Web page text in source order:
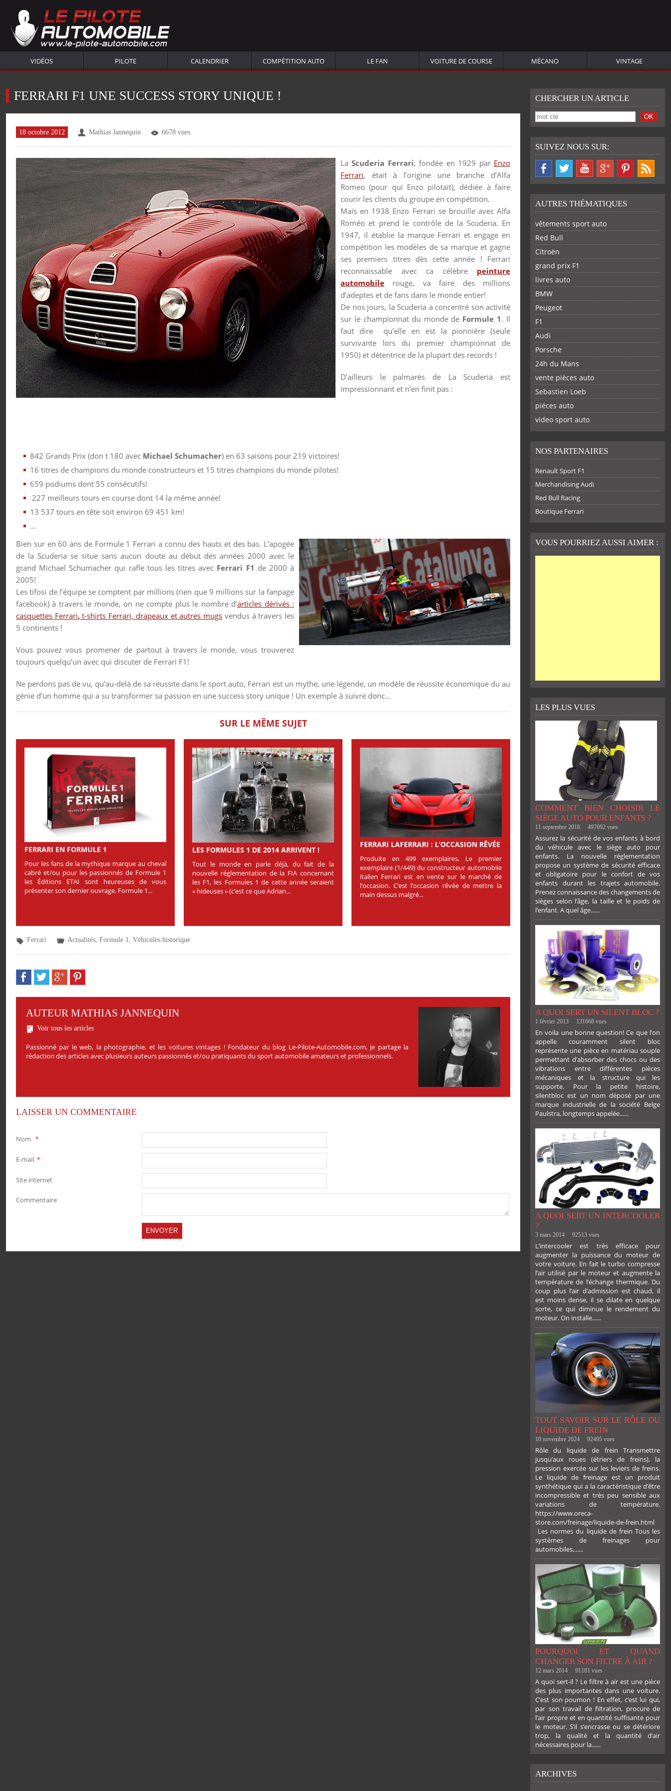
VIDÉOS PILOTE CALENDRIER COMPÉTITION AUTO LE FAN VOITURE DE COURSE MÉCANO VINTAGE
FERRARI F1 UNE SUCCESS STORY UNIQUE !
18 octobre 2012 Mathias Jannequin 6678 vues
La Scuderia Ferrari, fondée en 1929 par Enzo
Ferrari, était à l’origine une branche d’Alfa
Romeo (pour qui Enzo pilotait), dédiée à faire
courir les clients du groupe en compétition.
Mais en 1938 Enzo Ferrari se brouille avec Alfa
Roméo et prend le contrôle de la Scuderia. En
1947, il établie la marque Ferrari et engage en
compétition les modèles de sa marque et gagne
ses premiers titres dès cette année ! Ferrari
reconnaissable avec ca célèbre peinture
automobile rouge, va faire des millions
d’adeptes et de fans dans le monde entier!
De nos jours, la Scuderia a concentré son activité
sur le championnat du monde de Formule 1. Il
faut dire qu’elle en est la pionnière (seule
survivante lors du premier championnat de
1950) et détentrice de la plupart des records !
D’ailleurs le palmarès de La Scuderia est
impressionnant et n’en finit pas :
842 Grands Prix (don t 180 avec Michael Schumacher) en 63 saisons pour 219 victoires!
16 titres de champions du monde constructeurs et 15 titres champions du monde pilotes!
659 podiums dont 55 consécutifs!
227 meilleurs tours en course dont 14 la même année!
13 537 tours en tête soit environ 69 451 km!
…
Bien sur en 60 ans de Formule 1 Ferrari a connu des hauts et des bas. L’apogée
de la Scuderia se situe sans aucun doute au début des années 2000 avec le
grand Michael Schumacher qui rafle tous les titres avec Ferrari F1 de 2000 à
2005!
Les tifosi de l’équipe se comptent par millions (rien que 9 millions sur la fanpage
facebook) à travers le monde, on ne compte plus le nombre d’articles dérivés :
casquettes Ferrari,t-shirts Ferrari, drapeaux et autres mugs vendus à travers les
5 continents !
Vous pouvez vous promener de partout à travers le monde, vous trouverez
toujours quelqu’un avec qui discuter de Ferrari F1!
Ne perdons pas de vu, qu’au-delà de sa réussite dans le sport auto, Ferrari est un mythe, une légende, un modèle de réussite économique du au
génie d’un homme qui a su transformer sa passion en une success story unique ! Un exemple à suivre donc…
SUR LE MÊME SUJET
FERRARI EN FORMULE 1
Pour les fans de la mythique marque au cheval
cabré et/ou pour les passionnés de Formule 1
les Éditions ETAI sont heureuses de vous
présenter son dernier ouvrage, Formule 1...
LES FORMULES 1 DE 2014 ARRIVENT !
Tout le monde en parle déjà, du fait de la
nouvelle réglementation de la FIA concernant
les F1, les Formules 1 de cette année seraient
« hideuses » (c’est ce que Adrian...
FERRARI LAFERRARI : L’OCCASION RÊVÉE
Produite en 499 exemplaires, Le premier
exemplaire (1/449) du constructeur automobile
italien Ferrari est en vente sur le marché de
l’occasion. C’est l’occasion rêvée de mettre la
main dessus malgré...
Ferrari Actualités, Formule 1, Véhicules historique
AUTEUR MATHIAS JANNEQUIN
Voir tous les articles
Passionné par le web, la photographie, et les voitures vintages ! Fondateur du blog Le-Pilote-Automobile.com, je partage la
rédaction des articles avec plusieurs auteurs passionnés et/ou pratiquants du sport automobile amateurs et professionnels.
LAISSER UN COMMENTAIRE
Nom *
E-mail *
Site internet
Commentaire
CHERCHER UN ARTICLE
SUIVEZ NOUS SUR:
FACEBOOKTWITTER
AUTRES THÉMATIQUES
vêtements sport auto
Red Bull
Citroën
grand prix F1
livres auto
BMW
Peugeot
F1
Audi
Porsche
24h du Mans
vente pièces auto
Sebastien Loeb
piéces auto
video sport auto
NOS PARTENAIRES
Renault Sport F1
Merchandising Audi
Red Bull Racing
Boutique Ferrari
VOUS POURRIEZ AUSSI AIMER :
LES PLUS VUES
COMMENT BIEN CHOISIR LE
SIÈGE AUTO POUR ENFANTS ?
11 septembre 2018 497692 vues
Assurez la sécurité de vos enfants à bord
du véhicule avec le siège auto pour
enfants. La nouvelle réglementation
propose un système de sécurité efficace
et obligatoire pour le confort de vos
enfants durant les trajets automobile.
Prenez connaissance des changements de
sièges selon l’âge, la taille et le poids de
l’enfant. A quel âge......
A QUOI SERT UN SILENT BLOC ?
1 février 2013 131668 vues
En voila une bonne question! Ce que l’on
appelle couramment silent bloc
représente une pièce en matériau souple
permettant d’absorber des chocs ou des
vibrations entre différentes pièces
mécaniques et la structure qui les
supporte. Pour la petite histoire,
silentbloc est un nom déposé par une
marque industrielle de la société Belge
Paulstra, longtemps appelée......
A QUOI SERT UN INTERCOOLER
?
3 mars 2014 92513 vues
L’intercooler est très efficace pour
augmenter la puissance du moteur de
votre voiture. En fait le turbo compresse
l’air utilisé par le moteur et augmente la
température de l’échange thermique. Du
coup plus l’air d’admission est chaud, il
est moins dense, il se dilate en quelque
sorte, ce qui diminue le rendement du
moteur. On installe......
TOUT SAVOIR SUR LE RÔLE DU
LIQUIDE DE FREIN
10 novembre 2024 92495 vues
Rôle du liquide de frein Transmettre
jusqu’aux roues (étriers de freins), la
pression exercée sur les leviers de freins.
Le liquide de freinage est un produit
synthétique qui a la caractéristique d’être
incompressible et très peu sensible aux
variations de température.
https://www.oreca-
store.com/freinage/liquide-de-frein.html
Les normes du liquide de frein Tous les
systèmes de freinages pour
automobiles,......
POURQUOI ET QUAND
CHANGER SON FILTRE À AIR ?
12 mars 2014 91181 vues
A quoi sert-il ? Le filtre à air est une pièce
des plus importantes dans une voiture.
C’est son poumon ! En effet, c’est lui qui,
par son travail de filtration, procure de
l’air propre et en quantité suffisante pour
le moteur. S’il s’encrasse ou se détériore
trop, la qualité et la quantité d’air
nécessaires pour la......
ARCHIVES